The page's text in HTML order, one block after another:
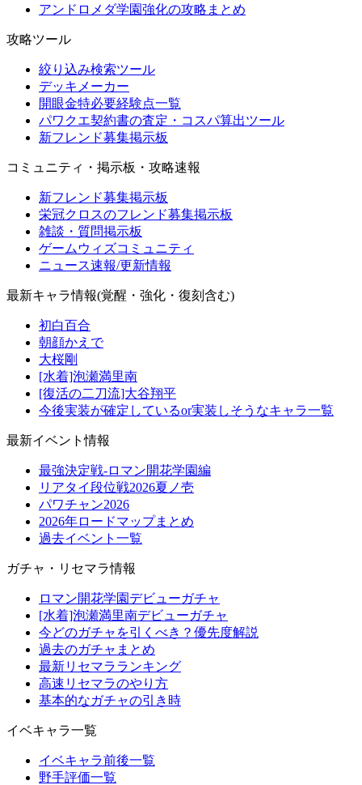
アンドロメダ学園強化の攻略まとめ
攻略ツール
絞り込み検索ツール
デッキメーカー
開眼金特必要経験点一覧
パワクエ契約書の査定・コスパ算出ツール
新フレンド募集掲示板
コミュニティ・掲示板・攻略速報
新フレンド募集掲示板
栄冠クロスのフレンド募集掲示板
雑談・質問掲示板
ゲームウィズコミュニティ
ニュース速報/更新情報
最新キャラ情報(覚醒・強化・復刻含む)
初白百合
朝顔かえで
大桜剛
[水着]泡瀬満里南
[復活の二刀流]大谷翔平
今後実装が確定しているor実装しそうなキャラ一覧
最新イベント情報
最強決定戦-ロマン開花学園編
リアタイ段位戦2026夏ノ壱
パワチャン2026
2026年ロードマップまとめ
過去イベント一覧
ガチャ・リセマラ情報
ロマン開花学園デビューガチャ
[水着]泡瀬満里南デビューガチャ
今どのガチャを引くべき？優先度解説
過去のガチャまとめ
最新リセマラランキング
高速リセマラのやり方
基本的なガチャの引き時
イベキャラ一覧
イベキャラ前後一覧
野手評価一覧